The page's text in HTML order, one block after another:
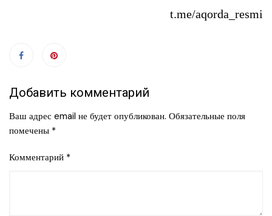
t.me/aqorda_resmi
Добавить комментарий
Ваш адрес email не будет опубликован. Обязательные поля
помечены *
Комментарий *